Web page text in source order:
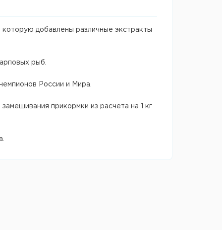
добавлены различные экстракты
рыб.
России и Мира.
прикормки из расчета на 1 кг